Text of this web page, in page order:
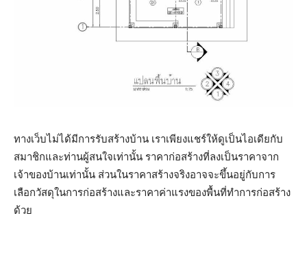
ทางเว็บไม่ได้มีการรับสร้างบ้าน เราเพียงแชร์ให้ดูเป็นไอเดียกับ
สมาชิกและท่านผู้สนใจเท่านั้น ราคาก่อสร้างที่ลงเป็นราคาจาก
เจ้าของบ้านเท่านั้น ส่วนในราคาสร้างจริงอาจจะขึ้นอยู่กับการ
เลือกวัสดุในการก่อสร้างและราคาค่าแรงของพื้นที่ทำการก่อสร้าง
ด้วย